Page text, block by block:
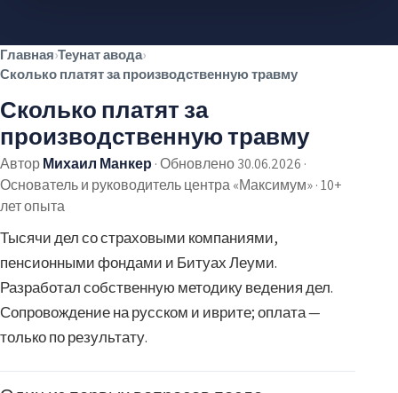
Проверка без обязательств
✓ Без предоплаты
✓ Тысячи довольных клиентов
Главная›Теунат авода›
Сколько платят за производственную травму
Сколько платят за
производственную травму
АвторМихаил Манкер ·Обновлено 30.06.2026 ·
Основатель и руководитель центра «Максимум» · 10+
лет опыта
Тысячи дел со страховыми компаниями,
пенсионными фондами и Битуах Леуми.
Разработал собственную методику ведения дел.
Сопровождение на русском и иврите; оплата —
только по результату.